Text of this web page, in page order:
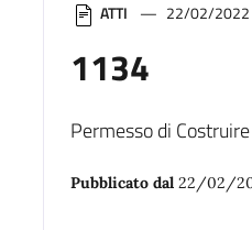
ATTI 22/02/2022
1134
Permesso di
Pubblicato dal 22/02/